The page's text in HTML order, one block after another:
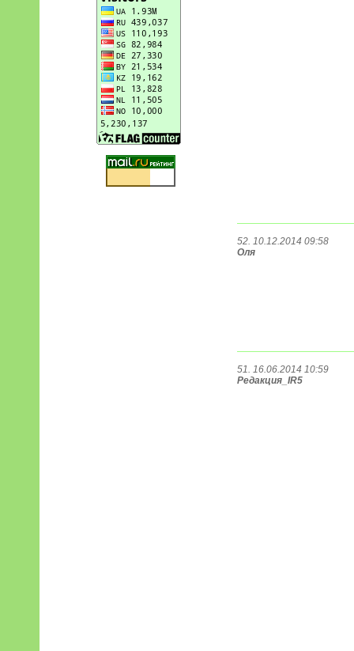
52. 10.12.2014 09:58
Оля
51. 16.06.2014 10:59
Редакция_IR5